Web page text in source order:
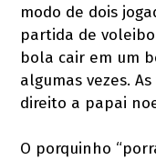
modo de dois
partida de
bola cair em um
algumas vezes.
direito a papai
O porquinho